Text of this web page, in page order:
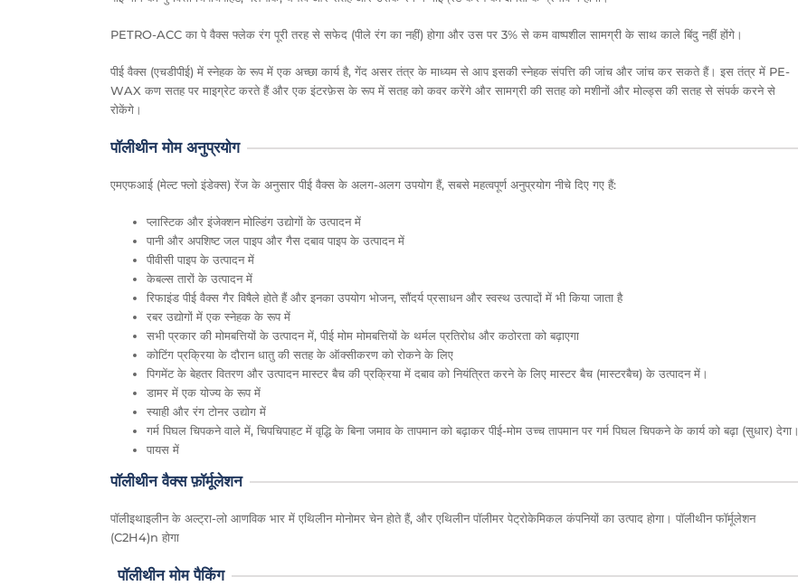
PETRO-ACC का पे वैक्स फ्लेक रंग पूरी तरह से सफेद (पीले रंग का नहीं) होगा और उस पर 3% से कम वाष्पशील सामग्री के साथ काले बिंदु नहीं होंगे।
पीई वैक्स (एचडीपीई) में स्नेहक के रूप में एक अच्छा कार्य है, गेंद असर तंत्र के माध्यम से आप इसकी स्नेहक संपत्ति की जांच और जांच कर सकते हैं। इस तंत्र में PE-
WAX कण सतह पर माइग्रेट करते हैं और एक इंटरफ़ेस के रूप में सतह को कवर करेंगे और सामग्री की सतह को मशीनों और मोल्ड्स की सतह से संपर्क करने से
रोकेंगे।
पॉलीथीन मोम अनुप्रयोग
एमएफआई (मेल्ट फ्लो इंडेक्स) रेंज के अनुसार पीई वैक्स के अलग-अलग उपयोग हैं, सबसे महत्वपूर्ण अनुप्रयोग नीचे दिए गए हैं:
प्लास्टिक और इंजेक्शन मोल्डिंग उद्योगों के उत्पादन में
पानी और अपशिष्ट जल पाइप और गैस दबाव पाइप के उत्पादन में
पीवीसी पाइप के उत्पादन में
केबल्स तारों के उत्पादन में
रिफाइंड पीई वैक्स गैर विषैले होते हैं और इनका उपयोग भोजन, सौंदर्य प्रसाधन और स्वस्थ उत्पादों में भी किया जाता है
रबर उद्योगों में एक स्नेहक के रूप में
सभी प्रकार की मोमबत्तियों के उत्पादन में, पीई मोम मोमबत्तियों के थर्मल प्रतिरोध और कठोरता को बढ़ाएगा
कोटिंग प्रक्रिया के दौरान धातु की सतह के ऑक्सीकरण को रोकने के लिए
पिगमेंट के बेहतर वितरण और उत्पादन मास्टर बैच की प्रक्रिया में दबाव को नियंत्रित करने के लिए मास्टर बैच (मास्टरबैच) के उत्पादन में।
डामर में एक योज्य के रूप में
स्याही और रंग टोनर उद्योग में
गर्म पिघल चिपकने वाले में, चिपचिपाहट में वृद्धि के बिना जमाव के तापमान को बढ़ाकर पीई-मोम उच्च तापमान पर गर्म पिघल चिपकने के कार्य को बढ़ा (सुधार) देगा।
पायस में
पॉलीथीन वैक्स फ़ॉर्मूलेशन
पॉलीइथाइलीन के अल्ट्रा-लो आणविक भार में एथिलीन मोनोमर चेन होते हैं, और एथिलीन पॉलीमर पेट्रोकेमिकल कंपनियों का उत्पाद होगा। पॉलीथीन फॉर्मूलेशन
(C2H4)n होगा
पॉलीथीन मोम पैकिंग